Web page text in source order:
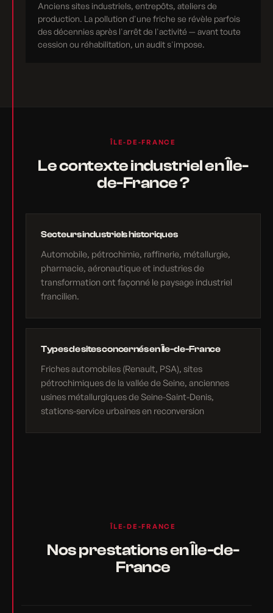
Anciens sites industriels, entrepôts, ateliers de
production. La pollution d'une friche se révèle parfois
des décennies après l'arrêt de l'activité — avant toute
cession ou réhabilitation, un audit s'impose.
ÎLE-DE-FRANCE
Le contexte industriel en Île-
de-France ?
Secteurs industriels historiques
Automobile, pétrochimie, raffinerie, métallurgie,
pharmacie, aéronautique et industries de
transformation ont façonné le paysage industriel
francilien.
Types de sites concernés en Île-de-France
Friches automobiles (Renault, PSA), sites
pétrochimiques de la vallée de Seine, anciennes
usines métallurgiques de Seine-Saint-Denis,
stations-service urbaines en reconversion
ÎLE-DE-FRANCE
Nos prestations en Île-de-
France